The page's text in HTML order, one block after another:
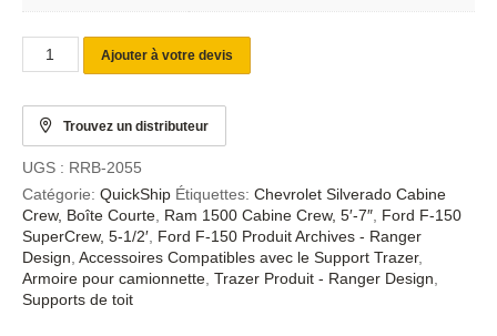
Ajouter à votre devis
Trouvez un distributeur
UGS : RRB-2055
Catégorie: QuickShip Étiquettes: Chevrolet Silverado Cabine
Crew, Boîte Courte, Ram 1500 Cabine Crew, 5′-7″, Ford F-150
SuperCrew, 5-1/2′, Ford F-150 Produit Archives - Ranger
Design, Accessoires Compatibles avec le Support Trazer,
Armoire pour camionnette, Trazer Produit - Ranger Design,
Supports de toit